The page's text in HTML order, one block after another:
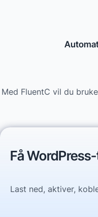
Med FluentC vil du
Få
Last ned, aktiver,